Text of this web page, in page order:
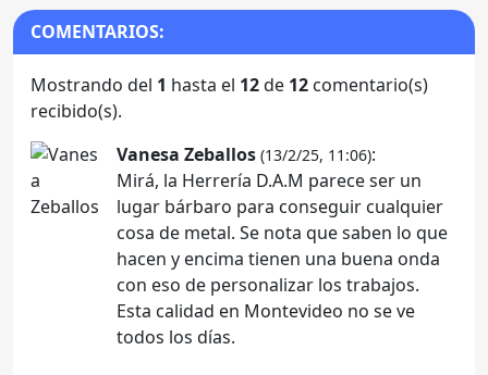
COMENTARIOS:
Mostrando del 1 hasta el 12de 12 comentario(s)
recibido(s).
Vanesa Zeballos (13/2/25, 11:06):
Mirá, la Herrería D.A.M parece ser un
lugar bárbaro para conseguir cualquier
cosa de metal. Se nota que saben lo que
hacen y encima tienen una buena onda
con eso de personalizar los trabajos.
Esta calidad en Montevideo no se ve
todos los días.